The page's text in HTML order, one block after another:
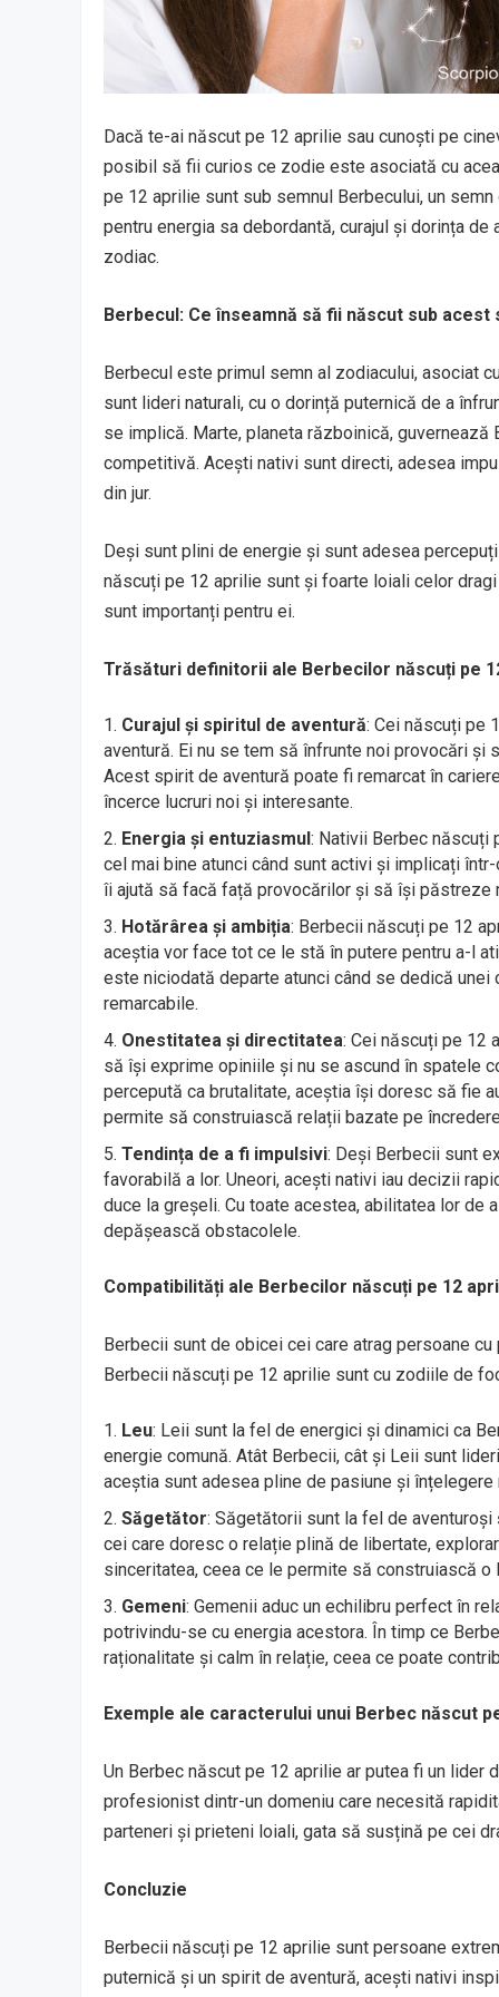
Dacă te-ai născut pe 12 aprilie sau cunoști pe
posibil să fii curios ce zodie este asociată cu
pe 12 aprilie sunt sub semnul Berbecului, un
pentru energia sa debordantă, curajul și dorința
zodiac.
Berbecul: Ce înseamnă să fii născut sub acest
Berbecul este primul semn al zodiacului, asociat
sunt lideri naturali, cu o dorință puternică de a
se implică. Marte, planeta războinică,
competitivă. Acești nativi sunt directi, adesea
din jur.
Deși sunt plini de energie și sunt adesea
născuți pe 12 aprilie sunt și foarte loiali celor
sunt importanți pentru ei.
Trăsături definitorii ale Berbecilor născuți pe
Curajul și spiritul de aventură: Cei născuți pe
aventură. Ei nu se tem să înfrunte noi provocări
Acest spirit de aventură poate fi remarcat în
încerce lucruri noi și interesante.
Energia și entuziasmul: Nativii Berbec născuți
cel mai bine atunci când sunt activi și implicați
îi ajută să facă față provocărilor și să își păstreze
Hotărârea și ambiția: Berbecii născuți pe 12
aceștia vor face tot ce le stă în putere pentru a-l
este niciodată departe atunci când se dedică
remarcabile.
Onestitatea și directitatea: Cei născuți pe 12
să își exprime opiniile și nu se ascund în spatele
percepută ca brutalitate, aceștia își doresc să fie
permite să construiască relații bazate pe
Tendința de a fi impulsivi: Deși Berbecii sunt
favorabilă a lor. Uneori, acești nativi iau decizii
duce la greșeli. Cu toate acestea, abilitatea lor de
depășească obstacolele.
Compatibilități ale Berbecilor născuți pe 12
Berbecii sunt de obicei cei care atrag persoane
Berbecii născuți pe 12 aprilie sunt cu zodiile de
Leu: Leii sunt la fel de energici și dinamici ca
energie comună. Atât Berbecii, cât și Leii sunt
aceștia sunt adesea pline de pasiune și înțelegere
Săgetător: Săgetătorii sunt la fel de
cei care doresc o relație plină de libertate,
sinceritatea, ceea ce le permite să construiască o
Gemeni: Gemenii aduc un echilibru perfect în
potrivindu-se cu energia acestora. În timp ce
raționalitate și calm în relație, ceea ce poate
Exemple ale caracterului unui Berbec născut
Un Berbec născut pe 12 aprilie ar putea fi un lider
profesionist dintr-un domeniu care necesită
parteneri și prieteni loiali, gata să susțină pe cei
Concluzie
Berbecii născuți pe 12 aprilie sunt persoane
puternică și un spirit de aventură, acești nativi